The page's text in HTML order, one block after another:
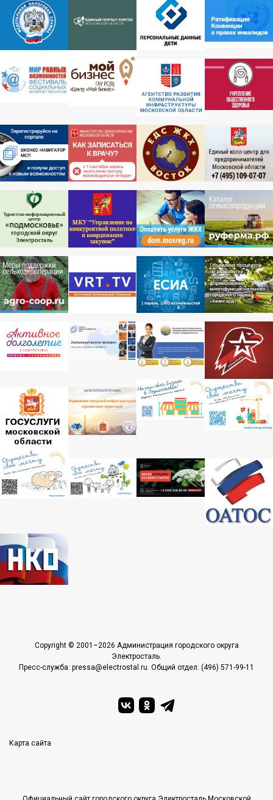
Copyright © 2001–2026 Администрация городского округа
Электросталь.
Пресс-служба: pressa@electrostal.ru. Общий отдел: (496) 571-99-11
Карта сайта